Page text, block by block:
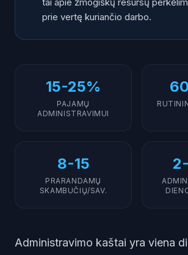
prie vertę kuriančio darbo.
15-25%
PAJAMŲ
ADMINISTRAVIMUI
8-15
PRARANDAMŲ
SKAMBUČIŲ/SAV.
Administravimo kaštai yra viena